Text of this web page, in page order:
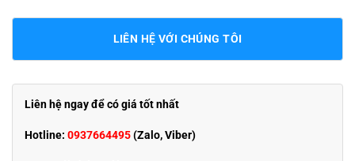
LIÊN HỆ VỚI CHÚNG TÔI
Liên hệ ngay để có giá tốt nhất
Hotline: 0937664495(Zalo, Viber)